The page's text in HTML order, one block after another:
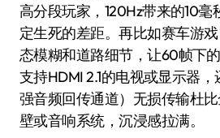
高分段玩家，120Hz带来的10
定生死的差距。再比如赛车游戏
态模糊和道路细节，让60帧下
支持HDMI 2.1的电视或显示器
强音频回传通道）无损传输杜
壁或音响系统，沉浸感拉满。